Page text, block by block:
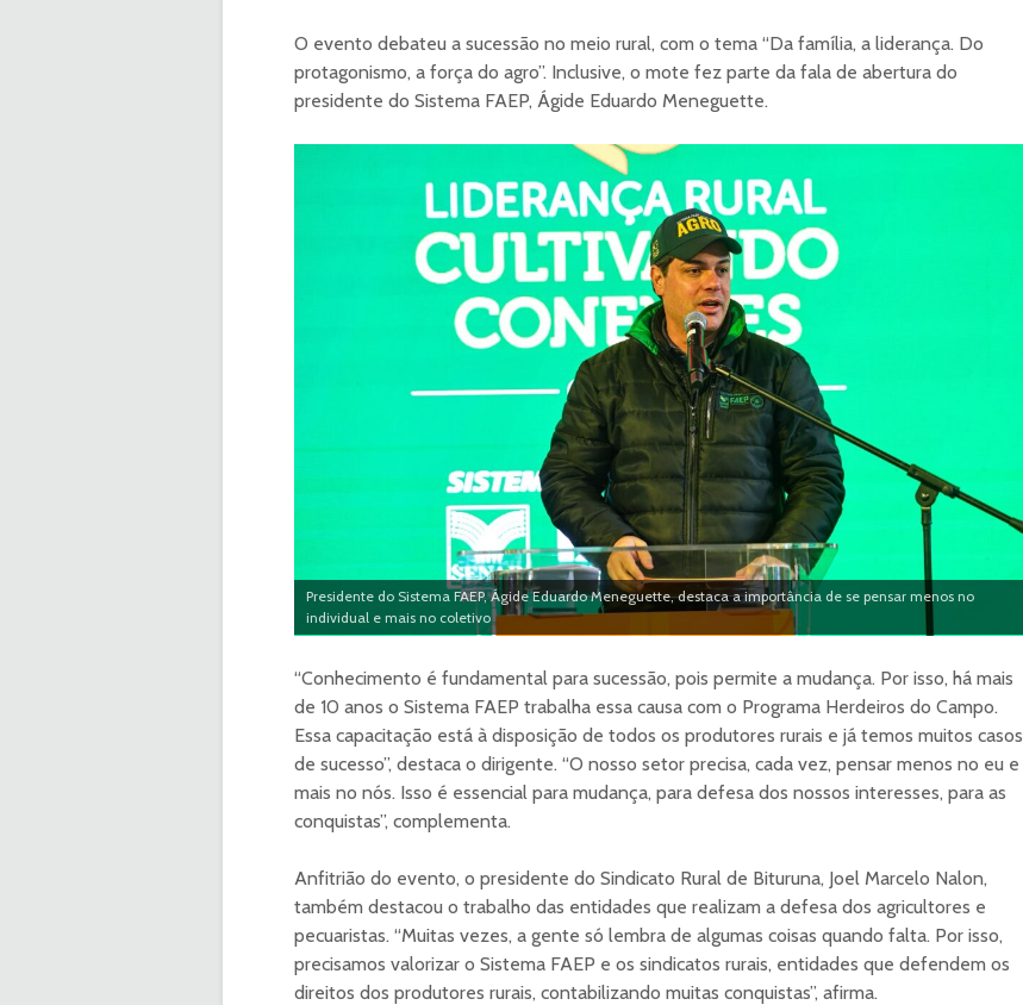
O evento debateu a sucessão no meio rural, com o tema “Da família, a liderança. Do
protagonismo, a força do agro”. Inclusive, o mote fez parte da fala de abertura do
presidente do Sistema FAEP, Ágide Eduardo Meneguette.
Presidente do Sistema FAEP, Ágide Eduardo Meneguette, destaca a importância de se pensar menos no
individual e mais no coletivo
“Conhecimento é fundamental para sucessão, pois permite a mudança. Por isso, há mais
de 10 anos o Sistema FAEP trabalha essa causa com o Programa Herdeiros do Campo.
Essa capacitação está à disposição de todos os produtores rurais e já temos muitos casos
de sucesso”, destaca o dirigente. “O nosso setor precisa, cada vez, pensar menos no eu e
mais no nós. Isso é essencial para mudança, para defesa dos nossos interesses, para as
conquistas”, complementa.
Anfitrião do evento, o presidente do Sindicato Rural de Bituruna, Joel Marcelo Nalon,
também destacou o trabalho das entidades que realizam a defesa dos agricultores e
pecuaristas. “Muitas vezes, a gente só lembra de algumas coisas quando falta. Por isso,
precisamos valorizar o Sistema FAEP e os sindicatos rurais, entidades que defendem os
direitos dos produtores rurais, contabilizando muitas conquistas”, afirma.